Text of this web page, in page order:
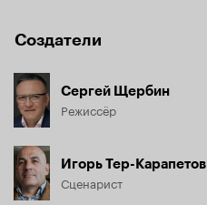
Создатели
Сергей Щербин
Режиссёр
Игорь Тер-Карапетов
Сценарист